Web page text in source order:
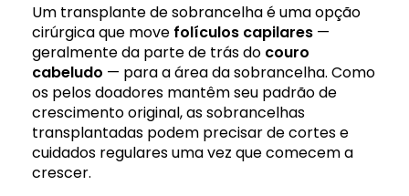
Um transplante de sobrancelha é uma opção
cirúrgica que move folículos capilares —
geralmente da parte de trás do couro
cabeludo — para a área da sobrancelha. Como
os pelos doadores mantêm seu padrão de
crescimento original, as sobrancelhas
transplantadas podem precisar de cortes e
cuidados regulares uma vez que comecem a
crescer.